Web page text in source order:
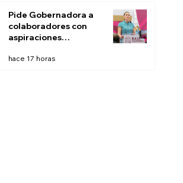
Pide Gobernadora a
colaboradores con
aspiraciones
la próxima semana
hace 17 horas